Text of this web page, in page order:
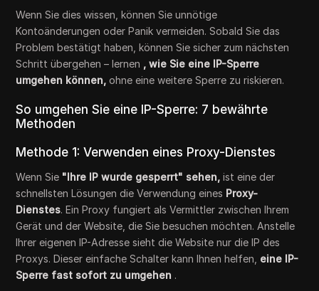
Wenn Sie dies wissen, können Sie unnötige
Kontoänderungen oder Panik vermeiden. Sobald Sie das
Problem bestätigt haben, können Sie sicher zum nächsten
Schritt übergehen – lernen , wie Sie eine IP-Sperre
umgehen können, ohne eine weitere Sperre zu riskieren.
So umgehen Sie eine IP-Sperre: 7 bewährte
Methoden
Methode 1: Verwenden eines Proxy-Dienstes
Wenn Sie "Ihre IP wurde gesperrt" sehen, ist eine der
schnellsten Lösungen die Verwendung eines Proxy-
Dienstes. Ein Proxy fungiert als Vermittler zwischen Ihrem
Gerät und der Website, die Sie besuchen möchten. Anstelle
Ihrer eigenen IP-Adresse sieht die Website nur die IP des
Proxys. Dieser einfache Schalter kann Ihnen helfen, eine IP-
Sperre fast sofort zu umgehen .